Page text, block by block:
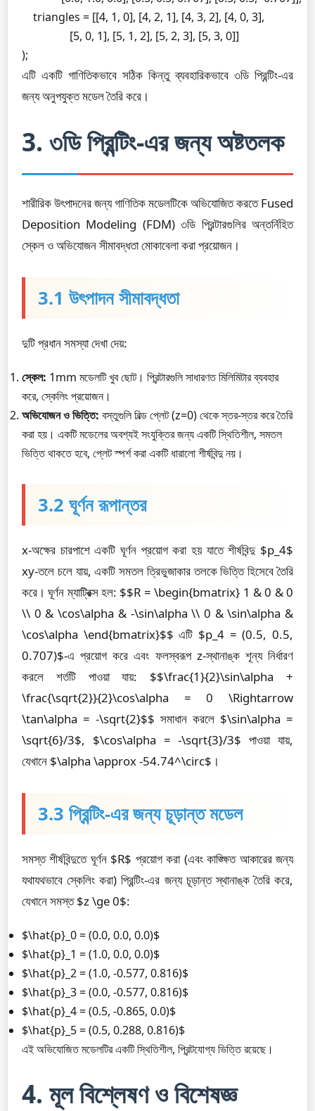
    triangles = [[4, 1, 0], [4, 2, 1], [4, 3, 2], [4, 0, 3],
                 [5, 0, 1], [5, 1, 2], [5, 2, 3], [5, 3, 0]]
);
এটি একটি গাণিতিকভাবে সঠিক কিন্তু ব্যবহারিকভাবে ৩ডি প্রিন্টিং-এর
জন্য অনুপযুক্ত মডেল তৈরি করে।
3. ৩ডি প্রিন্টিং-এর জন্য অষ্টতলক
শারীরিক উৎপাদনের জন্য গাণিতিক মডেলটিকে অভিযোজিত করতে Fused
Deposition Modeling (FDM) ৩ডি প্রিন্টারগুলির অন্তর্নিহিত
স্কেল ও অভিযোজন সীমাবদ্ধতা মোকাবেলা করা প্রয়োজন।
3.1 উৎপাদন সীমাবদ্ধতা
দুটি প্রধান সমস্যা দেখা দেয়:
স্কেল: 1mm মডেলটি খুব ছোট। প্রিন্টারগুলি সাধারণত মিলিমিটার ব্যবহার
করে, স্কেলিং প্রয়োজন।
অভিযোজন ও ভিত্তি: বস্তুগুলি বিল্ড প্লেট (z=0) থেকে স্তর-স্তর করে তৈরি
করা হয়। একটি মডেলের অবশ্যই সংযুক্তির জন্য একটি স্থিতিশীল, সমতল
ভিত্তি থাকতে হবে, প্লেট স্পর্শ করা একটি ধারালো শীর্ষবিন্দু নয়।
3.2 ঘূর্ণন রূপান্তর
x-অক্ষের চারপাশে একটি ঘূর্ণন প্রয়োগ করা হয় যাতে শীর্ষবিন্দু $p_4$
xy-তলে চলে যায়, একটি সমতল ত্রিভুজাকার তলকে ভিত্তি হিসেবে তৈরি
করে। ঘূর্ণন ম্যাট্রিক্স হল: $$R = \begin{bmatrix} 1 & 0 & 0
\\ 0 & \cos\alpha & -\sin\alpha \\ 0 & \sin\alpha &
\cos\alpha \end{bmatrix}$$ এটি $p_4 = (0.5, 0.5,
0.707)$-এ প্রয়োগ করে এবং ফলস্বরূপ z-স্থানাঙ্ক শূন্য নির্ধারণ
করলে শর্তটি পাওয়া যায়: $$\frac{1}{2}\sin\alpha +
\frac{\sqrt{2}}{2}\cos\alpha = 0 \Rightarrow
\tan\alpha = -\sqrt{2}$$ সমাধান করলে $\sin\alpha =
\sqrt{6}/3$, $\cos\alpha = -\sqrt{3}/3$ পাওয়া যায়,
যেখানে $\alpha \approx -54.74^\circ$।
3.3 প্রিন্টিং-এর জন্য চূড়ান্ত মডেল
সমস্ত শীর্ষবিন্দুতে ঘূর্ণন $R$ প্রয়োগ করা (এবং কাঙ্ক্ষিত আকারের জন্য
যথাযথভাবে স্কেলিং করা) প্রিন্টিং-এর জন্য চূড়ান্ত স্থানাঙ্ক তৈরি করে,
যেখানে সমস্ত $z \ge 0$:
$\hat{p}_0 = (0.0, 0.0, 0.0)$
$\hat{p}_1 = (1.0, 0.0, 0.0)$
$\hat{p}_2 = (1.0, -0.577, 0.816)$
$\hat{p}_3 = (0.0, -0.577, 0.816)$
$\hat{p}_4 = (0.5, -0.865, 0.0)$
$\hat{p}_5 = (0.5, 0.288, 0.816)$
এই অভিযোজিত মডেলটির একটি স্থিতিশীল, প্রিন্টযোগ্য ভিত্তি রয়েছে।
4. মূল বিশ্লেষণ ও বিশেষজ্ঞ